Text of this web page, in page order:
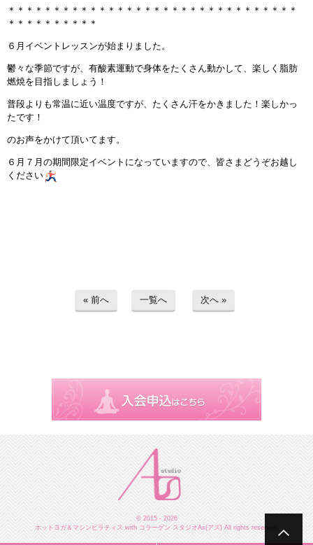
＊＊＊＊＊＊＊＊＊＊＊＊＊＊＊＊＊＊＊＊＊＊＊＊＊＊＊＊＊＊＊＊
＊＊＊＊＊＊＊＊＊＊
６月イベントレッスンが始まりました。
鬱々な季節ですが、有酸素運動で身体をたくさん動かして、楽しく脂肪
燃焼を目指しましょう！
普段よりも常温に近い温度ですが、たくさん汗をかきました！楽しかっ
たです！
のお声をかけて頂いてます。
６月７月の期間限定イベントになっていますので、皆さまどうぞお越し
ください
« 前へ 一覧へ 次へ »
© 2015 - 2026
ホットヨガ＆マシンピラティス with コラーゲン スタジオAs(アズ) All rights reserved.
スタッフブログ
ご入会のご予約